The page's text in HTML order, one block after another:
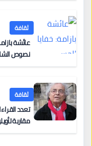
ثقافة
عائشة
نصوص
ثقافة
تعدد
مقاربة